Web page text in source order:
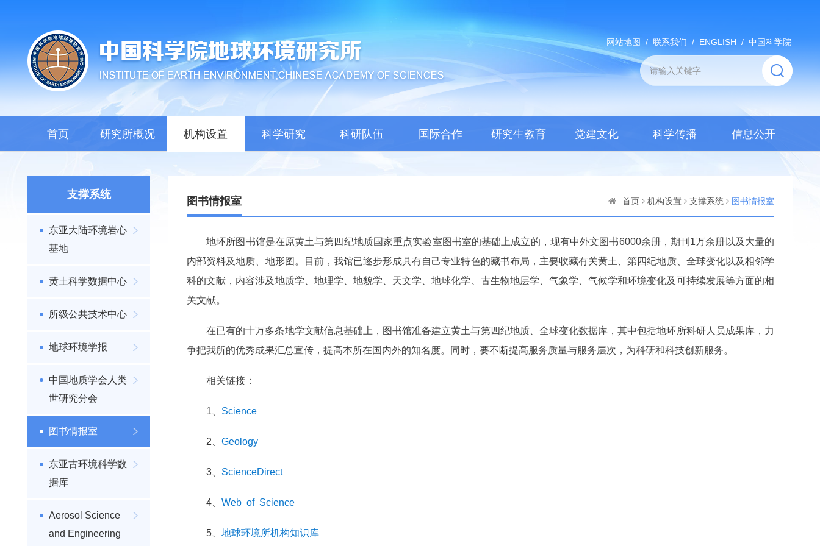
网站地图 / 联系我们 / ENGLISH / 中国科学院
首页 研究所概况 机构设置 科学研究 科研队伍 国际合作 研究生教育 党建文化 科学传播 信息公开
支撑系统
东亚大陆环境岩心
基地
黄土科学数据中心
所级公共技术中心
地球环境学报
中国地质学会人类
世研究分会
图书情报室
东亚古环境科学数
据库
Aerosol Science
and Engineering
图书情报室 首页 机构设置 支撑系统 图书情报室
地环所图书馆是在原黄土与第四纪地质国家重点实验室图书室的基础上成立的，现有中外文图书6000余册，期刊1万余册以及大量的
内部资料及地质、地形图。目前，我馆已逐步形成具有自己专业特色的藏书布局，主要收藏有关黄土、第四纪地质、全球变化以及相邻学
科的文献，内容涉及地质学、地理学、地貌学、天文学、地球化学、古生物地层学、气象学、气候学和环境变化及可持续发展等方面的相
关文献。
在已有的十万多条地学文献信息基础上，图书馆准备建立黄土与第四纪地质、全球变化数据库，其中包括地环所科研人员成果库，力
争把我所的优秀成果汇总宣传，提高本所在国内外的知名度。同时，要不断提高服务质量与服务层次，为科研和科技创新服务。
相关链接：
1、 Science
2、Geology
3、 ScienceDirect
4、Web of Science
5、地球环境所机构知识库